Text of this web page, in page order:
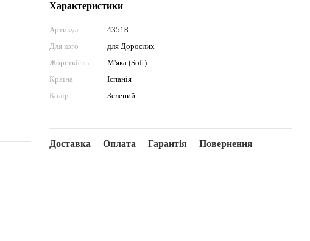
Характеристики
Артикул
43518
Для кого
для Дорослих
Жорсткість
М'яка (Soft)
Країна
Іспанія
Колір
Зелений
Доставка Оплата Гарантія Повернення